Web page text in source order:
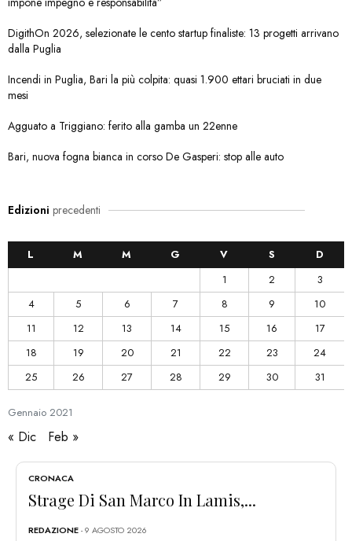
DigithOn 2026, selezionate le cento startup finaliste: 13 progetti arrivano
dalla Puglia
Incendi in Puglia, Bari la più colpita: quasi 1.900 ettari bruciati in due
mesi
Agguato a Triggiano: ferito alla gamba un 22enne
Bari, nuova fogna bianca in corso De Gasperi: stop alle auto
Edizioni precedenti
Gennaio 2021
L M M G V S
D
1
2
3
4
5 6 7 8 9
10
11
12 13 14 15 16
17
18
19 20 21 22 23
24
25
26 27 28 29 30 31
« Dic Feb »
CRONACA
Strage Di San Marco In Lamis,...
REDAZIONE- 9 AGOSTO 2026